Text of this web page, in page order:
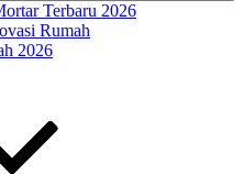
Terbaru 2026
Rumah
2026